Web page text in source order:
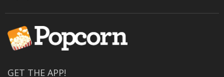
GET THE APP!